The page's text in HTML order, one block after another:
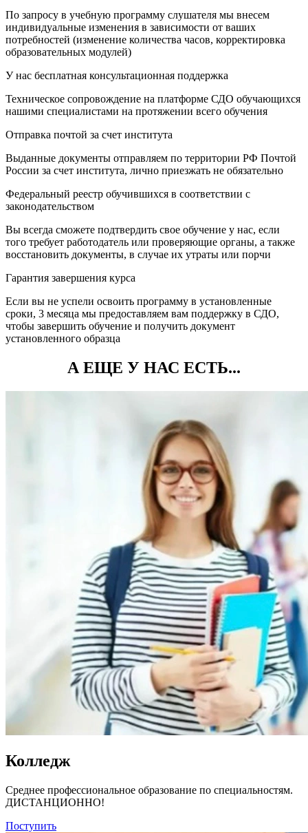
По запросу в учебную программу слушателя мы внесем
индивидуальные изменения в зависимости от ваших
потребностей (изменение количества часов, корректировка
образовательных модулей)
У нас бесплатная консультационная поддержка
Техническое сопровождение на платформе СДО обучающихся
нашими специалистами на протяжении всего обучения
Отправка почтой за счет института
Выданные документы отправляем по территории РФ Почтой
России за счет института, лично приезжать не обязательно
Федеральный реестр обучившихся в соответствии с
законодательством
Вы всегда сможете подтвердить свое обучение у нас, если
того требует работодатель или проверяющие органы, а также
восстановить документы, в случае их утраты или порчи
Гарантия завершения курса
Если вы не успели освоить программу в установленные
сроки, 3 месяца мы предоставляем вам поддержку в СДО,
чтобы завершить обучение и получить документ
установленного образца
А ЕЩЕ У НАС ЕСТЬ...
Колледж
Среднее профессиональное образование по специальностям.
ДИСТАНЦИОННО!
Поступить